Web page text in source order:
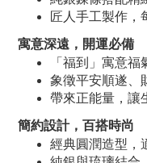
匠人手工製作，
寓意深遠，開運必備
「福到」寓意福
象徵平安順遂、
帶來正能量，讓
簡約設計，百搭時尚
經典圓潤造型，